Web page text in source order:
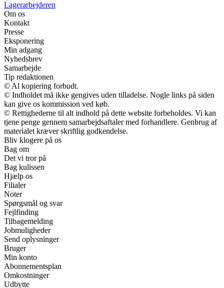
Lagerarbejderen
Om os
Kontakt
Presse
Eksponering
Min adgang
Nyhedsbrev
Samarbejde
Tip redaktionen
© Al kopiering forbudt.
© Indholdet må ikke gengives uden tilladelse. Nogle links på siden
kan give os kommission ved køb.
© Rettighederne til alt indhold på dette website forbeholdes. Vi kan
tjene penge gennem samarbejdsaftaler med forhandlere. Genbrug af
materialet kræver skriftlig godkendelse.
Bliv klogere på os
Bag om
Det vi tror på
Bag kulissen
Hjælp os
Filialer
Noter
Spørgsmål og svar
Fejlfinding
Tilbagemelding
Jobmuligheder
Send oplysninger
Bruger
Min konto
Abonnementsplan
Omkostninger
Udbytte